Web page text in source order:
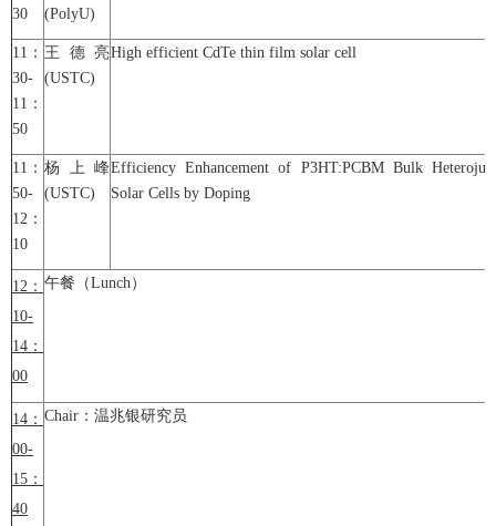
30
(PolyU)
11：
30-
11：
50
王德亮
(USTC)
High efficient CdTe thin film solar cell
11：
50-
12：
10
杨上峰
(USTC)
Efficiency Enhancement of P3HT:PCBM Bulk
Solar Cells by Doping
12 ：
10-
14 ：
00
午餐（Lunch）
14 ：
00-
15 ：
40
Chair：温兆银研究员